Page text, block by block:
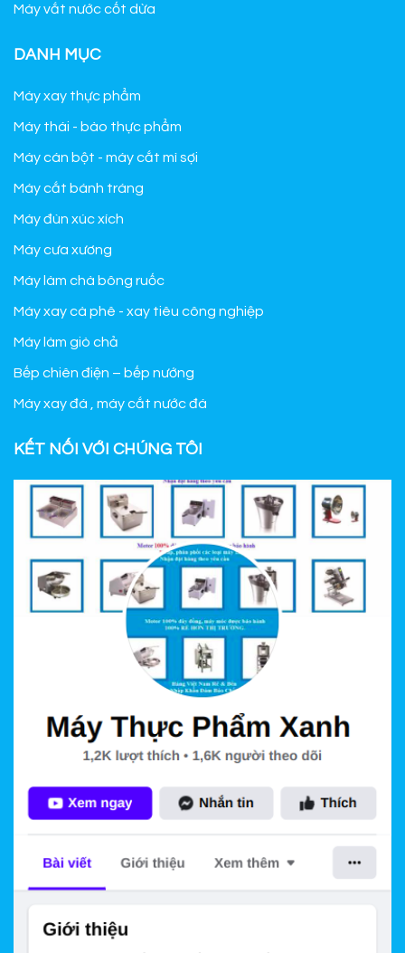
Máy vắt nước cốt dừa
DANH MỤC
Máy xay thực phẩm
Máy thái - bào thực phẩm
Máy cán bột - máy cắt mì sợi
Máy cắt bánh tráng
Máy đùn xúc xích
Máy cưa xương
Máy làm chà bông ruốc
Máy xay cà phê - xay tiêu công nghiệp
Máy làm giò chả
Bếp chiên điện – bếp nướng
Máy xay đá , máy cắt nước đá
KẾT NỐI VỚI CHÚNG TÔI